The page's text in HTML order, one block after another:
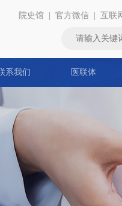
院史馆 官方微信 互联
系我们 医联体